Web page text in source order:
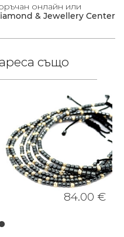
онлайн или
& Jewellery Center
също
84.00 €